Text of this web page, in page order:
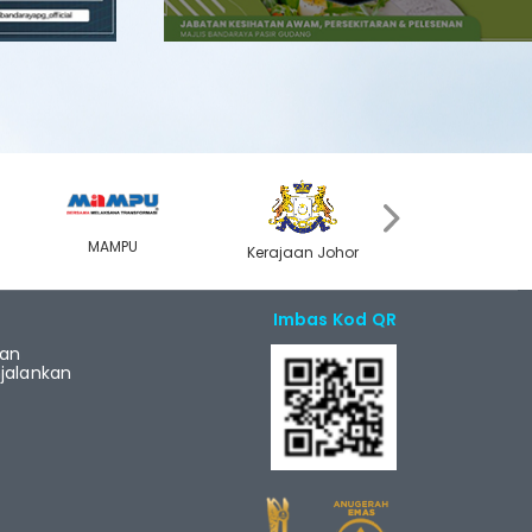
MAMPU Kerajaan Johor
Imbas Kod QR